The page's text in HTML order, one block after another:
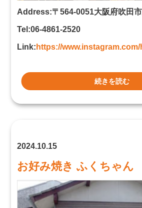
Address:〒564-0051大阪府吹田
Tel:06-4861-2520
Link: https://
続きを読む
2024.10.15
お好み焼き ふくちゃん